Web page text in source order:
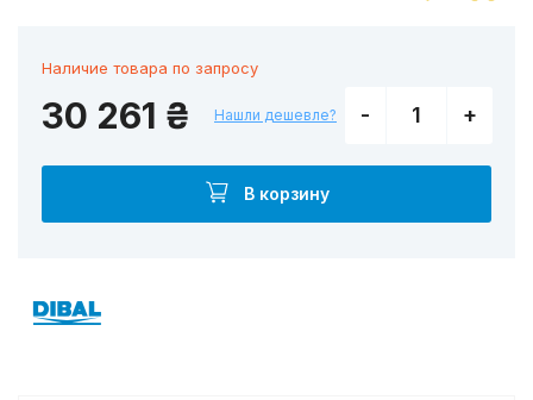
Наличие товара по запросу
30 261 ₴ Нашли дешевле? - +
В корзину